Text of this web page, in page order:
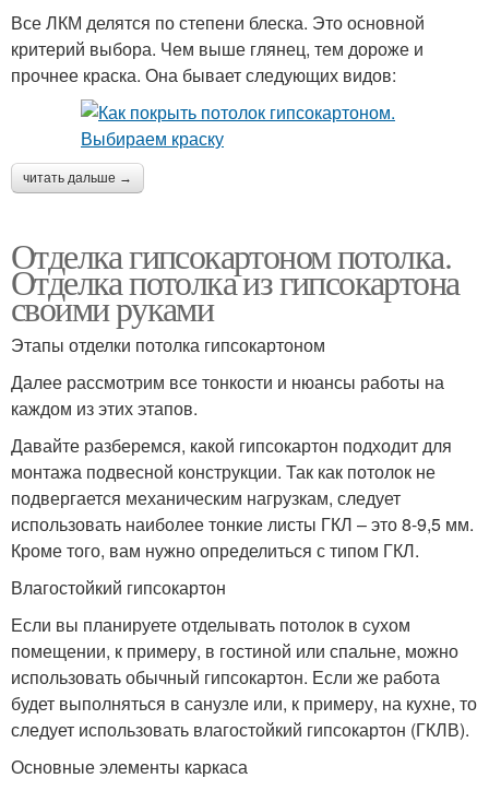
Все ЛКМ делятся по степени блеска. Это основной
критерий выбора. Чем выше глянец, тем дороже и
прочнее краска. Она бывает следующих видов:
читать дальше →
Отделка гипсокартоном потолка.
Отделка потолка из гипсокартона
своими руками
Этапы отделки потолка гипсокартоном
Далее рассмотрим все тонкости и нюансы работы на
каждом из этих этапов.
Давайте разберемся, какой гипсокартон подходит для
монтажа подвесной конструкции. Так как потолок не
подвергается механическим нагрузкам, следует
использовать наиболее тонкие листы ГКЛ – это 8-9,5 мм.
Кроме того, вам нужно определиться с типом ГКЛ.
Влагостойкий гипсокартон
Если вы планируете отделывать потолок в сухом
помещении, к примеру, в гостиной или спальне, можно
использовать обычный гипсокартон. Если же работа
будет выполняться в санузле или, к примеру, на кухне, то
следует использовать влагостойкий гипсокартон (ГКЛВ).
Основные элементы каркаса